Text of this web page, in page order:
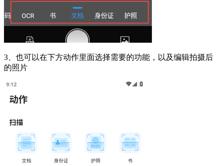
3、也可以在下方动作里面选择需要的功能，以及编辑拍摄后
的照片